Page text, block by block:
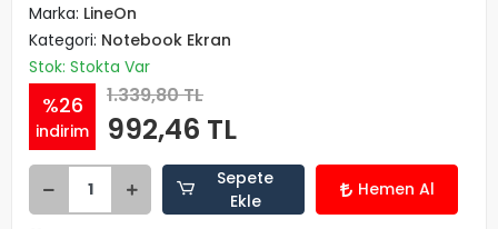
Marka: LineOn
Kategori: Notebook Ekran
Stok: Stokta Var
%26
indirim
1.339,80 TL
992,46 TL
Sepete
Ekle
Hemen Al